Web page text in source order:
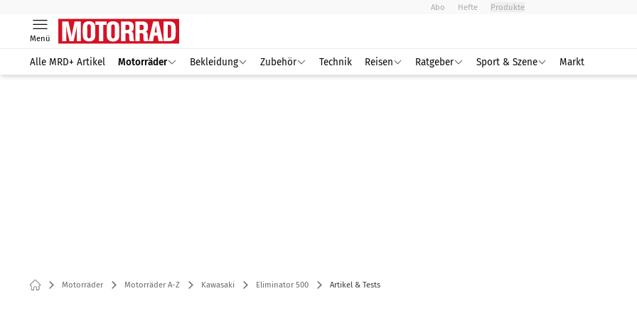
Abo Hefte Produkte
Menü
Alle MRD+ Artikel Motorräder Bekleidung Zubehör Technik Reisen Ratgeber Sport & Szene Markt
Motorräder Motorräder A-Z Kawasaki Eliminator 500 Artikel & Tests